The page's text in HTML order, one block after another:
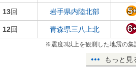
13回 岩手県内陸北部
12回 青森県三八上北
※震度3以上を観測した地震の集
もっと見